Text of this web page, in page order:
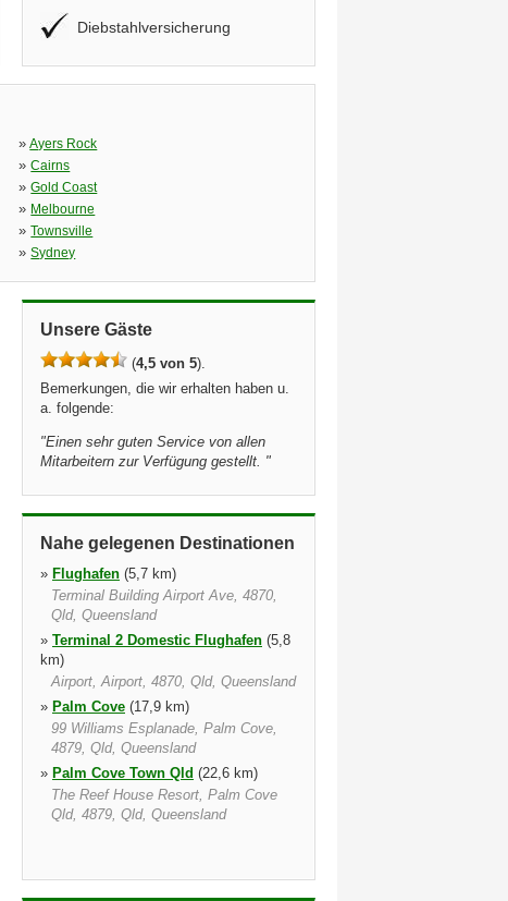
Diebstahlversicherung
»Ayers Rock
»Cairns
»Gold Coast
» Melbourne
»Townsville
»Sydney
Unsere Gäste
(4,5 von 5).
Bemerkungen, die wir erhalten haben u.
a. folgende:
"Einen sehr guten Service von allen
Mitarbeitern zur Verfügung gestellt. "
Nahe gelegenen Destinationen
» Flughafen (5,7 km)
Terminal Building Airport Ave, 4870,
Qld, Queensland
» Terminal 2 Domestic Flughafen (5,8
km)
Airport, Airport, 4870, Qld, Queensland
» Palm Cove (17,9 km)
99 Williams Esplanade, Palm Cove,
4879, Qld, Queensland
» Palm Cove Town Qld (22,6 km)
The Reef House Resort, Palm Cove
Qld, 4879, Qld, Queensland